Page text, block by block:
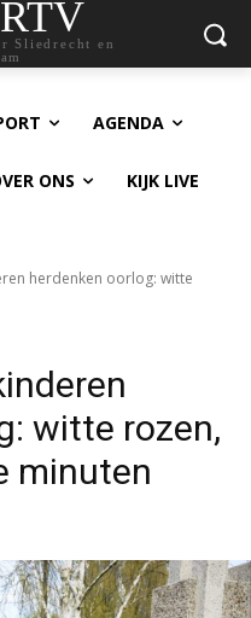
Sliedrecht en
AGENDA
ONS KIJK LIVE
herdenken oorlog: witte
witte rozen,
minuten